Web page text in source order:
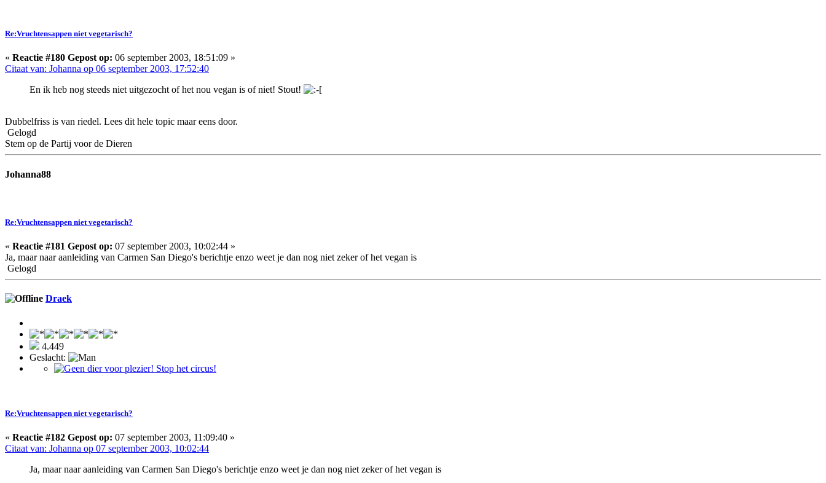
Re:Vruchtensappen niet vegetarisch?
« Reactie #180 Gepost op: 06 september 2003, 18:51:09 »
Citaat van: Johanna op 06 september 2003, 17:52:40
En ik heb nog steeds niet uitgezocht of het nou vegan is of niet! Stout!
Dubbelfriss is van riedel. Lees dit hele topic maar eens door.
Gelogd
Stem op de Partij voor de Dieren
Johanna88
Re:Vruchtensappen niet vegetarisch?
« Reactie #181 Gepost op: 07 september 2003, 10:02:44 »
Ja, maar naar aanleiding van Carmen San Diego's berichtje enzo weet je dan nog niet zeker of het vegan is
Gelogd
Draek
4.449
Geslacht:
Re:Vruchtensappen niet vegetarisch?
« Reactie #182 Gepost op: 07 september 2003, 11:09:40 »
Citaat van: Johanna op 07 september 2003, 10:02:44
Ja, maar naar aanleiding van Carmen San Diego's berichtje enzo weet je dan nog niet zeker of het vegan is